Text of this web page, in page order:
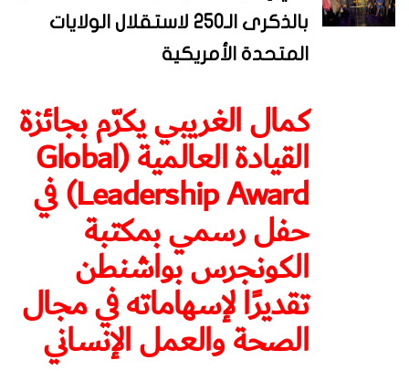
بالذكرى الـ250 لاستقلال الولايات
المتحدة الأمريكية
كمال الغريبي يكرّم بجائزة
القيادة العالمية (Global
Leadership Award) في
حفل رسمي بمكتبة
الكونجرس بواشنطن
تقديرًا لإسهاماته في مجال
الصحة والعمل الإنساني